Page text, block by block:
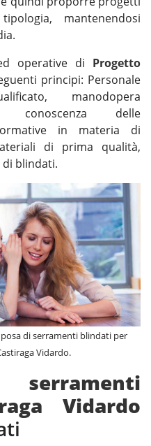
mantenendosi
operative di Progetto
principi: Personale
manodopera
conoscenza delle
in materia di
di prima qualità,
di blindati.
di serramenti blindati per
Vidardo.
Vidardo